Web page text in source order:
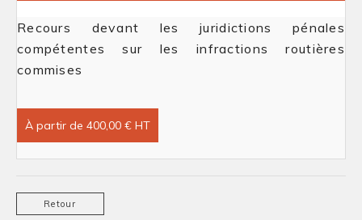
Recours devant les juridictions pénales
compétentes sur les infractions routières
commises
À partir de 400,00 € HT
Retour